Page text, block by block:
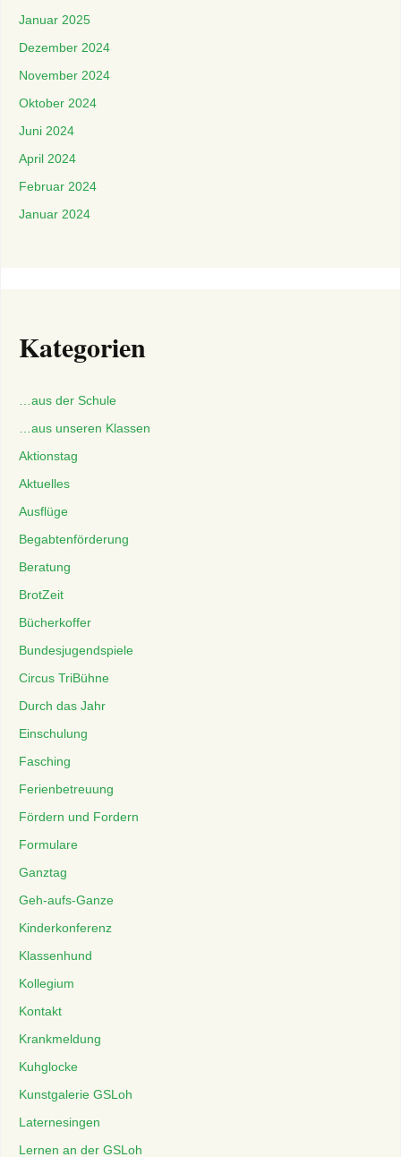
Januar 2025
Dezember 2024
November 2024
Oktober 2024
Juni 2024
April 2024
Februar 2024
Januar 2024
Kategorien
…aus der Schule
…aus unseren Klassen
Aktionstag
Aktuelles
Ausflüge
Begabtenförderung
Beratung
BrotZeit
Bücherkoffer
Bundesjugendspiele
Circus TriBühne
Durch das Jahr
Einschulung
Fasching
Ferienbetreuung
Fördern und Fordern
Formulare
Ganztag
Geh-aufs-Ganze
Kinderkonferenz
Klassenhund
Kollegium
Kontakt
Krankmeldung
Kuhglocke
Kunstgalerie GSLoh
Laternesingen
Lernen an der GSLoh